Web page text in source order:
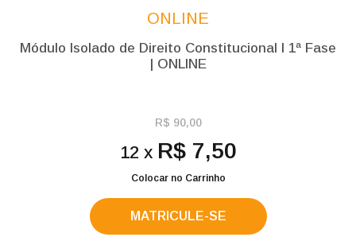
ONLINE
Módulo Isolado de Direito Constitucional l 1ª Fase
| ONLINE
R$ 90,00
12 x R$ 7,50
Colocar no Carrinho
MATRICULE-SE